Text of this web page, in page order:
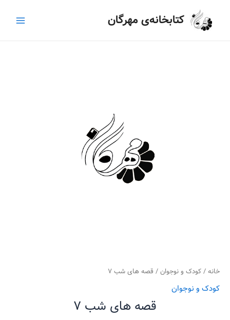
کتابخانه‌ی مهرگان
Menu
خانه/کودک و نوجوان/ قصه های شب ۷
کودک و نوجوان
قصه های شب ۷